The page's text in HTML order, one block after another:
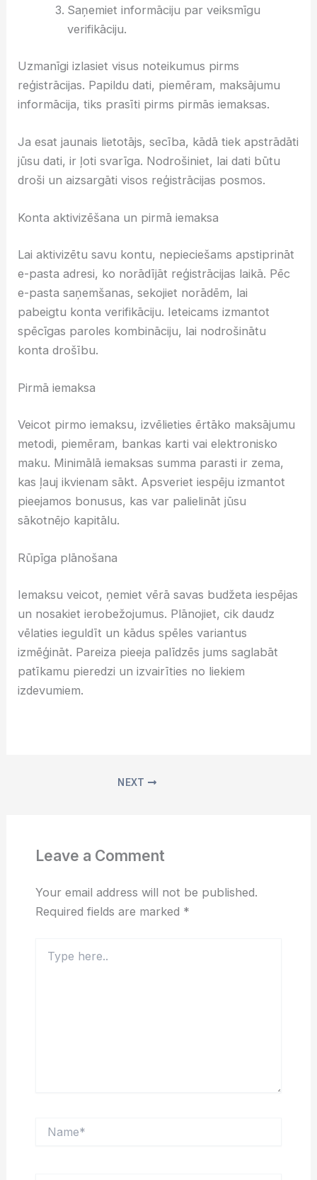
Saņemiet informāciju par veiksmīgu
verifikāciju.
Uzmanīgi izlasiet visus noteikumus pirms
reģistrācijas. Papildu dati, piemēram, maksājumu
informācija, tiks prasīti pirms pirmās iemaksas.
Ja esat jaunais lietotājs, secība, kādā tiek apstrādāti
jūsu dati, ir ļoti svarīga. Nodrošiniet, lai dati būtu
droši un aizsargāti visos reģistrācijas posmos.
Konta aktivizēšana un pirmā iemaksa
Lai aktivizētu savu kontu, nepieciešams apstiprināt
e-pasta adresi, ko norādījāt reģistrācijas laikā. Pēc
e-pasta saņemšanas, sekojiet norādēm, lai
pabeigtu konta verifikāciju. Ieteicams izmantot
spēcīgas paroles kombināciju, lai nodrošinātu
konta drošību.
Pirmā iemaksa
Veicot pirmo iemaksu, izvēlieties ērtāko maksājumu
metodi, piemēram, bankas karti vai elektronisko
maku. Minimālā iemaksas summa parasti ir zema,
kas ļauj ikvienam sākt. Apsveriet iespēju izmantot
pieejamos bonusus, kas var palielināt jūsu
sākotnējo kapitālu.
Rūpīga plānošana
Iemaksu veicot, ņemiet vērā savas budžeta iespējas
un nosakiet ierobežojumus. Plānojiet, cik daudz
vēlaties ieguldīt un kādus spēles variantus
izmēģināt. Pareiza pieeja palīdzēs jums saglabāt
patīkamu pieredzi un izvairīties no liekiem
izdevumiem.
NEXT
Leave a Comment
Your email address will not be published.
Required fields are marked *
here..